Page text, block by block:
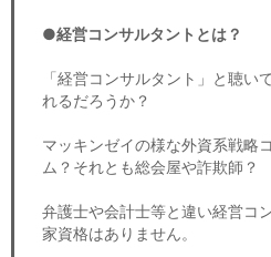
●経営コンサルタントとは？
「経営コンサルタント」と聴い
れるだろうか？
マッキンゼイの様な外資系戦略
ム？それとも総会屋や詐欺師？
弁護士や会計士等と違い経営コ
家資格はありません。